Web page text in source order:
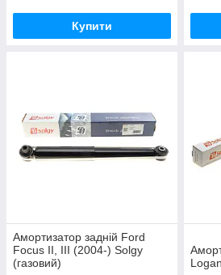
Купити
Амортизатор задній Ford
Focus II, III (2004-) Solgy
(газовий)